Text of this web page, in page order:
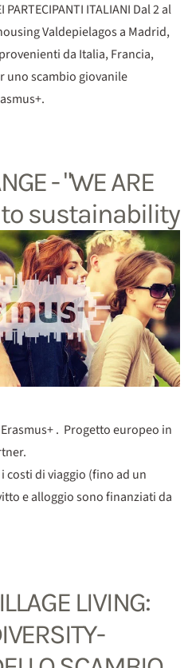
PARTECIPANTI ITALIANI Dal 2 al
Valdepielagos a Madrid,
da Italia, Francia,
uno scambio giovanile
- "WE ARE
to sustainability
. Progetto europeo in
costi di viaggio (fino ad un
e alloggio sono finanziati da
LIVING: